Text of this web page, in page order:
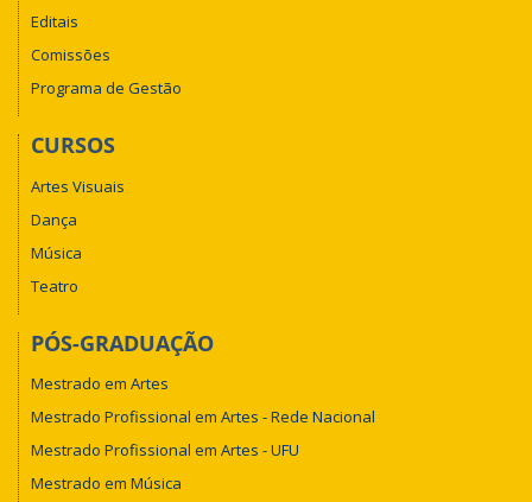
Editais
Comissões
Programa de Gestão
CURSOS
Artes Visuais
Dança
Música
Teatro
PÓS-GRADUAÇÃO
Mestrado em Artes
Mestrado Profissional em Artes - Rede Nacional
Mestrado Profissional em Artes - UFU
Mestrado em Música